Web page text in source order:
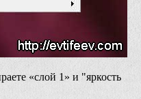
«слой 1» и "яркость